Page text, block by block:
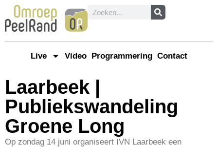
Live Video Programmering Contact
Laarbeek |
Publiekswandeling
Groene Long
Op zondag 14 juni organiseert IVN Laarbeek een